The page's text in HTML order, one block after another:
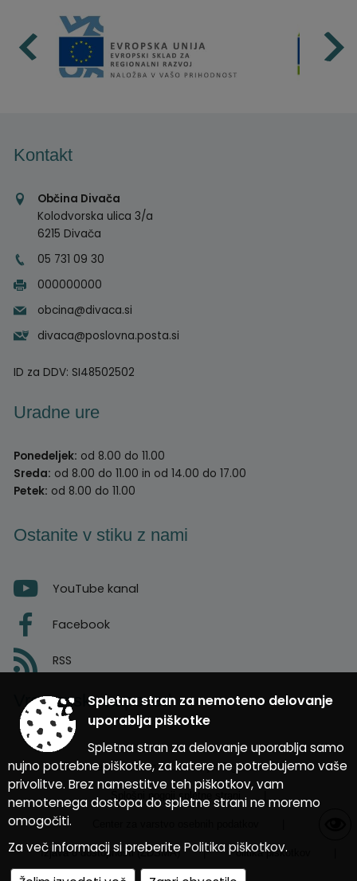
Kontakt
Občina Divača
Kolodvorska ulica 3/a
6215 Divača
05 731 09 30
000000000
obcina@divaca.si
divaca@poslovna.posta.si
ID za DDV: SI48502502
Uradne ure
Ponedeljek: od 8.00 do 11.00
Sreda: od 8.00 do 11.00 in od 14.00 do 17.00
Petek: od 8.00 do 11.00
Ostanite v stiku z nami
YouTube kanal
Facebook
RSS
Vremenska napoved
Zasnova, izvedba in vzdrževanje: Sigmateh d.o.o.
Splošni pogoji spletne strani
Izjava o dostopnosti (ZDSMA) | Politika piškotkov
Spletna stran za nemoteno delovanje
uporablja piškotke
Spletna stran za delovanje uporablja samo
nujno potrebne piškotke, za katere ne potrebujemo vaše
privolitve. Brez namestitve teh piškotkov, vam
nemotenega dostopa do spletne strani ne moremo
omogočiti.
Za več informacij si preberite Politika piškotkov.